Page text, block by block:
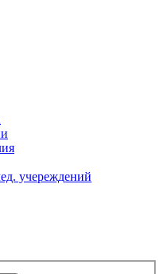
учереждений